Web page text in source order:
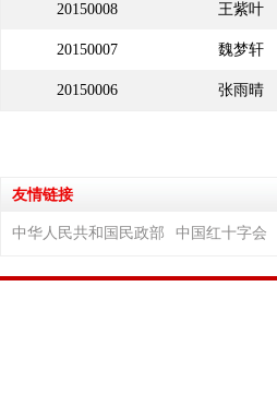
20150008 王紫叶
20150007 魏梦轩
20150006 张雨晴
友情链接
中华人民共和国民政部 中国红十字会